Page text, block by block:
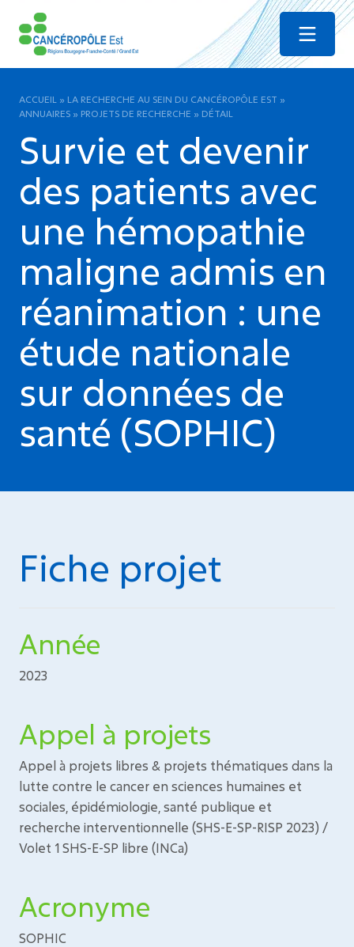
Menu
ACCUEIL » LA RECHERCHE AU SEIN DU CANCÉROPÔLE EST »
ANNUAIRES » PROJETS DE RECHERCHE » DÉTAIL
Survie et devenir
des patients avec
une hémopathie
maligne admis en
réanimation : une
étude nationale
sur données de
santé (SOPHIC)
Fiche projet
Année
2023
Appel à projets
Appel à projets libres & projets thématiques dans la
lutte contre le cancer en sciences humaines et
sociales, épidémiologie, santé publique et
recherche interventionnelle (SHS-E-SP-RISP 2023) /
Volet 1 SHS-E-SP libre (INCa)
Acronyme
SOPHIC